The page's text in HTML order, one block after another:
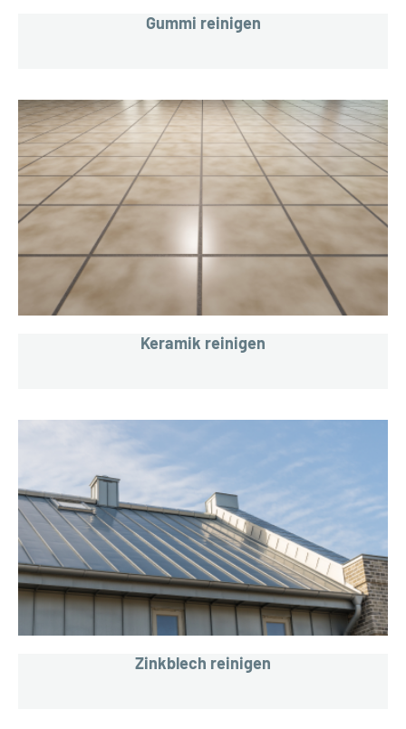
Gummi reinigen
Keramik reinigen
Zinkblech reinigen